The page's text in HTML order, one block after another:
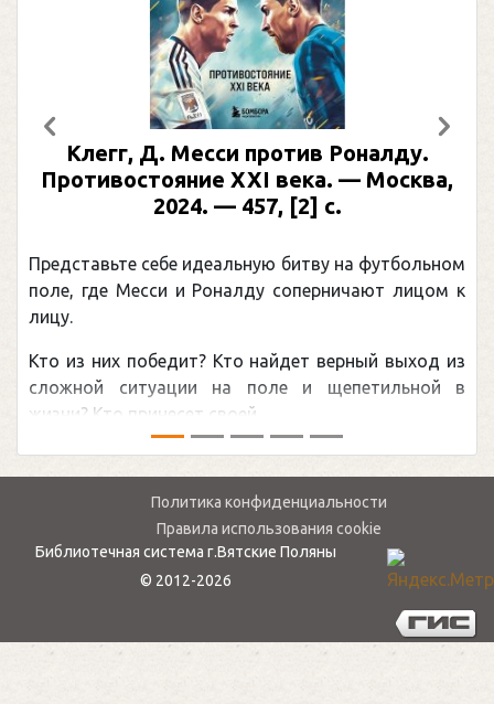
Клегг, Д. Месси против Роналду.
Противостояние XXI века. — Москва,
2024. — 457, [2] с.
Представьте себе идеальную битву на футбольном
поле, где Месси и Роналду соперничают лицом к
лицу.
Кто из них победит? Кто найдет верный выход из
сложной ситуации на поле и щепетильной в
жизни? Кто принесет своей ...
Предыдущий
Политика конфиденциальности
Правила использования cookie
Библиотечная система г.Вятские Поляны
© 2012-2026